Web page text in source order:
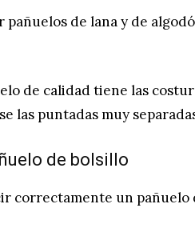
de lana y de
de calidad tiene las
las puntadas muy
de bolsillo
correctamente un pañuelo